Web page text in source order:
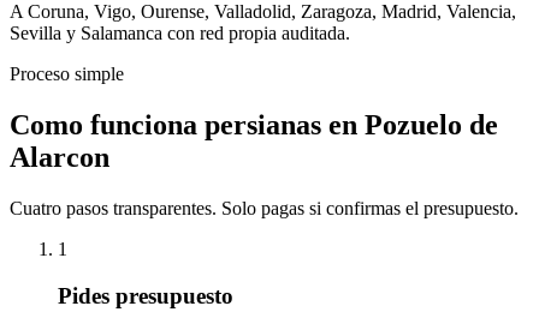
A Coruna, Vigo, Ourense, Valladolid, Zaragoza, Madrid, Valencia,
Sevilla y Salamanca con red propia auditada.
Proceso simple
Como funciona persianas en Pozuelo de
Alarcon
Cuatro pasos transparentes. Solo pagas si confirmas el presupuesto.
1
Pides presupuesto